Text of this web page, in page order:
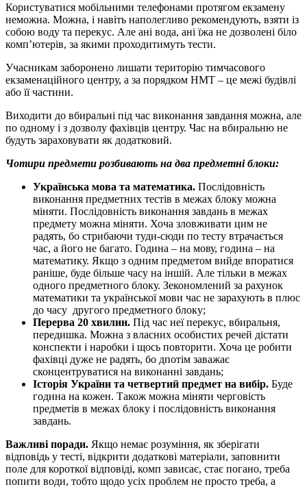
Користуватися мобільними телефонами протягом екзамену
неможна. Можна, і навіть наполегливо рекомендують, взяти із
собою воду та перекус. Але ані вода, ані їжа не дозволені біло
комп’ютерів, за якими проходитимуть тести.
Учасникам заборонено лишати територію тимчасового
екзаменаційного центру, а за порядком НМТ – це межі будівлі
або її частини.
Виходити до вбиральні під час виконання завдання можна, але
по одному і з дозволу фахівців центру. Час на вбиральню не
будуть зараховувати як додатковий.
Чотири предмети розбивають на два предметні блоки:
Українська мова та математика. Послідовність
виконання предметних тестів в межах блоку можна
міняти. Послідовність виконання завдань в межах
предмету можна міняти. Хоча зловживати цим не
радять, бо стрибаючи туди-сюди по тесту втрачається
час, а його не багато. Година – на мову, година – на
математику. Якщо з одним предметом вийде впоратися
раніше, буде більше часу на іншій. Але тільки в межах
одного предметного блоку. Зекономлений за рахунок
математики та української мови час не зарахують в плюс
до часу другого предметного блоку;
Перерва 20 хвилин. Під час неї перекус, вбиральня,
передишка. Можна з власних особистих речей дістати
конспекти і наробки і щось повторити. Хоча це робити
фахівці дуже не радять, бо дпотім заважає
сконцентруватися на виконанні завдань;
Історія України та четвертий предмет на вибір. Буде
година на кожен. Також можна міняти черговість
предметів в межах блоку і послідовність виконання
завдань.
Важливі поради. Якщо немає розуміння, як зберігати
відповідь у тесті, відкрити додаткові матеріали, заповнити
поле для короткої відповіді, комп зависає, стає погано, треба
попити води, тобто щодо усіх проблем не просто треба, а